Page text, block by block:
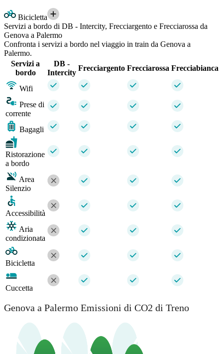
Bicicletta
Servizi a bordo di DB - Intercity, Frecciargento e Frecciarossa da
Genova a Palermo
Confronta i servizi a bordo nel viaggio in train da Genova a
Palermo.
Servizi a
bordo
DB -
Intercity
Frecciargento Frecciarossa Frecciabianca
Wifi
Prese di
corrente
Bagagli
Ristorazione
a bordo
Area
Silenzio
Accessibilità
Aria
condizionata
Bicicletta
Cuccetta
Genova a Palermo Emissioni di CO2 di Treno